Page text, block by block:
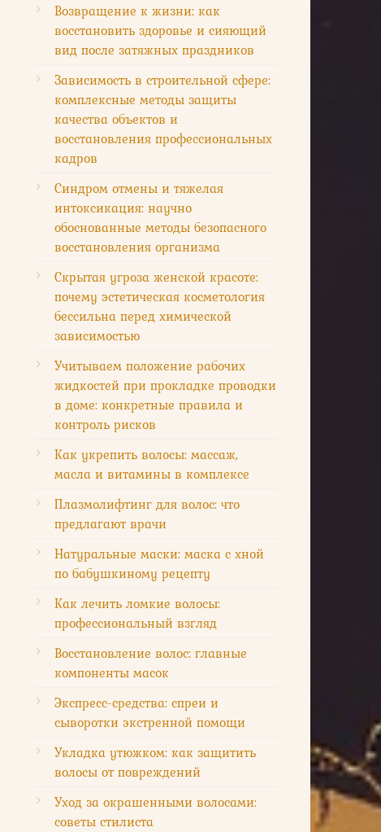
Возвращение к жизни: как
восстановить здоровье и сияющий
вид после затяжных праздников
Зависимость в строительной сфере:
комплексные методы защиты
качества объектов и
восстановления профессиональных
кадров
Синдром отмены и тяжелая
интоксикация: научно
обоснованные методы безопасного
восстановления организма
Скрытая угроза женской красоте:
почему эстетическая косметология
бессильна перед химической
зависимостью
Учитываем положение рабочих
жидкостей при прокладке проводки
в доме: конкретные правила и
контроль рисков
Как укрепить волосы: массаж,
масла и витамины в комплексе
Плазмолифтинг для волос: что
предлагают врачи
Натуральные маски: маска с хной
по бабушкиному рецепту
Как лечить ломкие волосы:
профессиональный взгляд
Восстановление волос: главные
компоненты масок
Экспресс-средства: спреи и
сыворотки экстренной помощи
Укладка утюжком: как защитить
волосы от повреждений
Уход за окрашенными волосами:
советы стилиста